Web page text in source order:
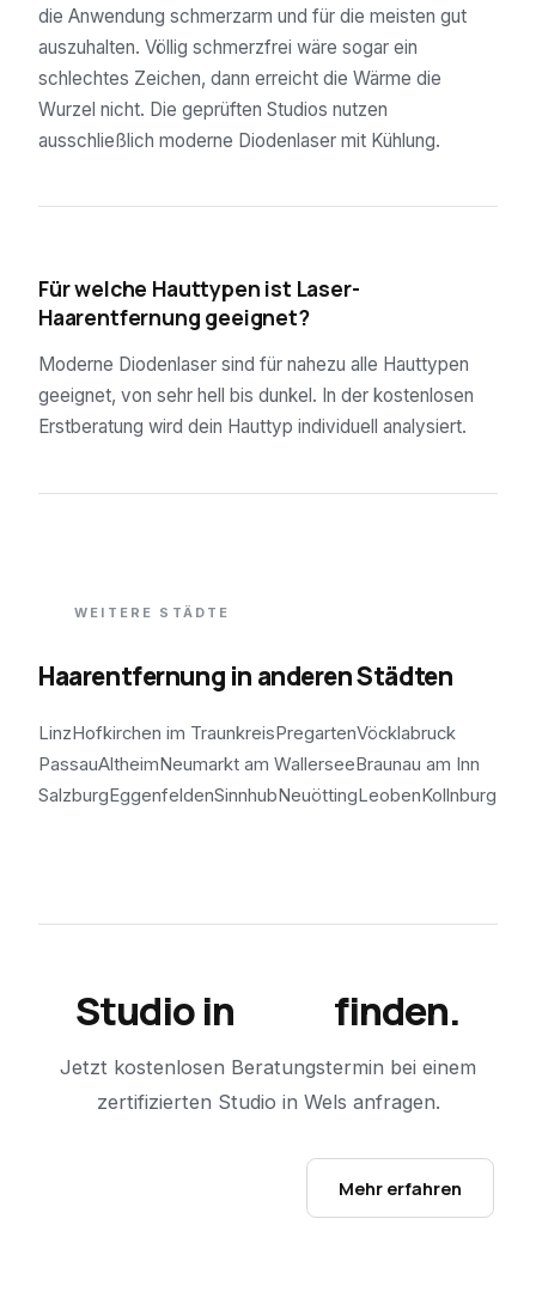
die Anwendung schmerzarm und für die meisten gut
auszuhalten. Völlig schmerzfrei wäre sogar ein
schlechtes Zeichen, dann erreicht die Wärme die
Wurzel nicht. Die geprüften Studios nutzen
ausschließlich moderne Diodenlaser mit Kühlung.
Für welche Hauttypen ist Laser-
Haarentfernung geeignet?
Moderne Diodenlaser sind für nahezu alle Hauttypen
geeignet, von sehr hell bis dunkel. In der kostenlosen
Erstberatung wird dein Hauttyp individuell analysiert.
WEITERE STÄDTE
Haarentfernung in anderen Städten
LinzHofkirchen im TraunkreisPregartenVöcklabruck
PassauAltheimNeumarkt am WallerseeBraunau am Inn
SalzburgEggenfeldenSinnhubNeuöttingLeobenKollnburg
Studio in finden.
Jetzt kostenlosen Beratungstermin bei einem
zertifizierten Studio in Wels anfragen.
Mehr erfahren